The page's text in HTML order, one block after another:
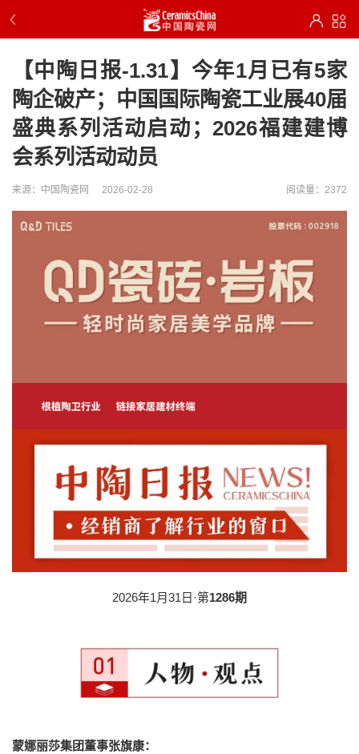
【中陶日报-1.31】今年1月已有5家
陶企破产；中国国际陶瓷工业展40届
盛典系列活动启动；2026福建建博
会系列活动动员
来源：中国陶瓷网 2026-02-28 阅读量：2372
2026年1月31日·第1286期
蒙娜丽莎集团董事张旗康：